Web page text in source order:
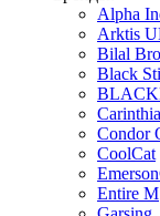
Alpha
Arktis
Bilal
Black
Carinthia
Condor
CoolCat
Entire M